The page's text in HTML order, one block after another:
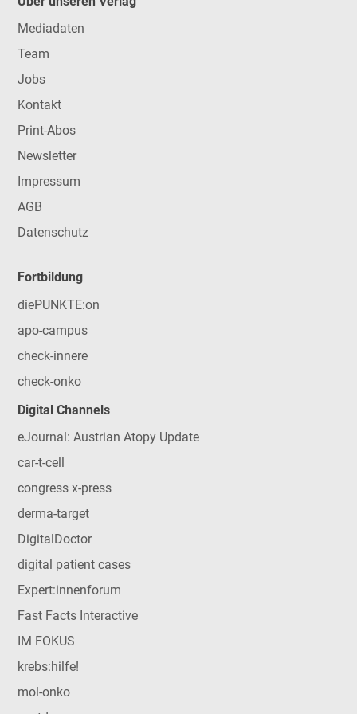
Mediadaten
Team
Jobs
Kontakt
Print-Abos
Newsletter
Impressum
AGB
Datenschutz
Fortbildung
diePUNKTE:on
apo-campus
check-innere
check-onko
Digital Channels
eJournal: Austrian Atopy Update
car-t-cell
congress x-press
derma-target
DigitalDoctor
digital patient cases
Expert:innenforum
Fast Facts Interactive
IM FOKUS
krebs:hilfe!
mol-onko